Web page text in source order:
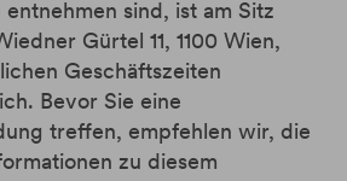
sind, ist am Sitz
Gürtel 11, 1100 Wien,
Geschäftszeiten
Bevor Sie eine
treffen, empfehlen wir, die
zu diesem